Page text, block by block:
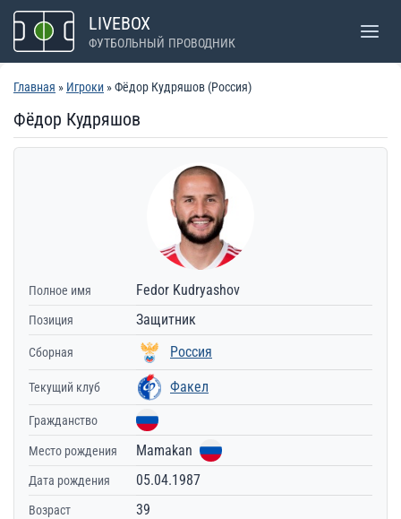
Перейти
содержимому
LIVEBOX
ФУТБОЛЬНЫЙ ПРОВОДНИК
Главная » Игроки » Фёдор Кудряшов (Россия)
Фёдор Кудряшов
Полное имя Fedor Kudryashov
Позиция Защитник
Сборная Россия
Текущий клуб Факел
Гражданство
Место рождения Mamakan
Дата рождения 05.04.1987
Возраст 39